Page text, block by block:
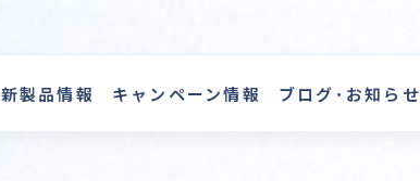
新製品情報 キャンペーン情報 ブログ･お知らせ